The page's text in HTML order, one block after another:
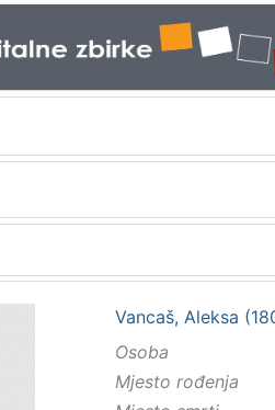
Vancaš, Aleksa
Osoba
Mjesto rođenja